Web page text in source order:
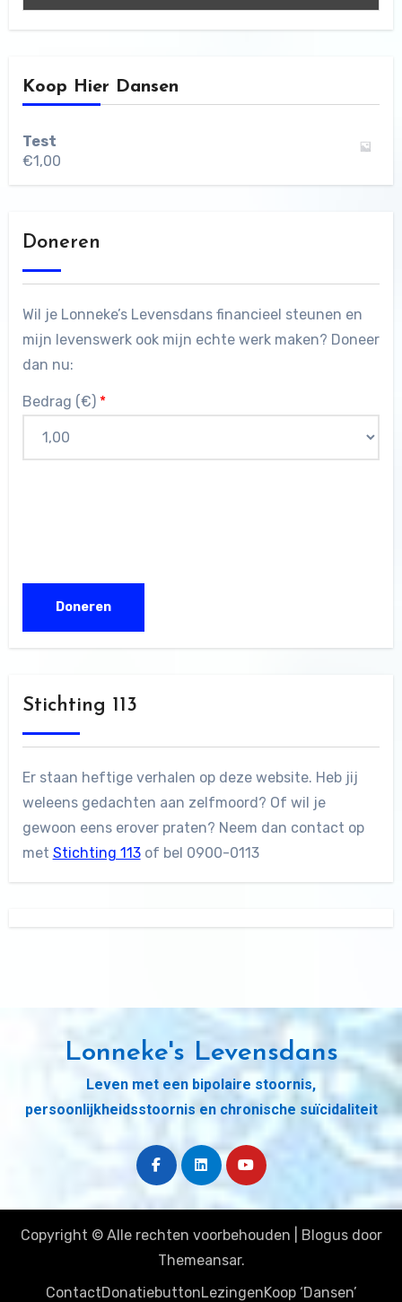
Koop Hier Dansen
Test
€1,00
Doneren
Wil je Lonneke’s Levensdans financieel steunen en
mijn levenswerk ook mijn echte werk maken? Doneer
dan nu:
Bedrag (€) *
Stichting 113
Er staan heftige verhalen op deze website. Heb jij
weleens gedachten aan zelfmoord? Of wil je
gewoon eens erover praten? Neem dan contact op
met Stichting 113of bel 0900-0113
Lonneke's Levensdans
Leven met een bipolaire stoornis,
persoonlijkheidsstoornis en chronische suïcidaliteit
Copyright © Alle rechten voorbehouden Blogusdoor
Themeansar.
ContactDonatiebuttonLezingenKoop ‘Dansen’